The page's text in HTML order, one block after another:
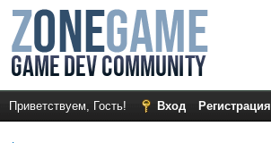
Приветствуем, Гость! Вход Регистрация